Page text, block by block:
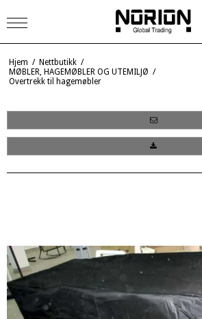
Hjem / Nettbutikk /
MØBLER, HAGEMØBLER OG UTEMILJØ /
Overtrekk til hagemøbler